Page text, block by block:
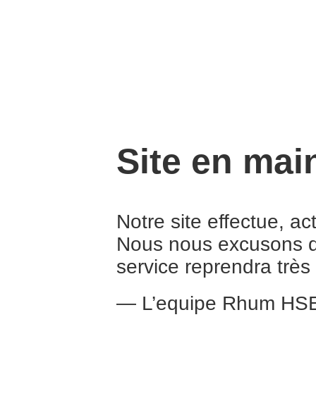
Site en
Notre site effectue,
Nous nous excusons
service reprendra
— L’equipe Rhum